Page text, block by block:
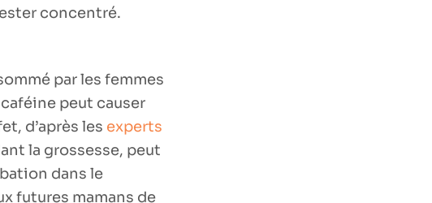
concentré.
par les femmes
peut causer
d’après les experts
la grossesse, peut
dans le
futures mamans de